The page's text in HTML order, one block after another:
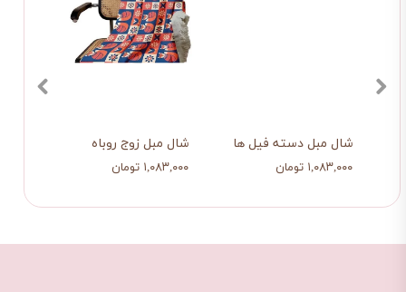
شال مبل زوج روباه
۱,۰۸۳,۰۰۰ تومان
شال مبل دسته فیل ها
۱,۰۸۳,۰۰۰ تومان